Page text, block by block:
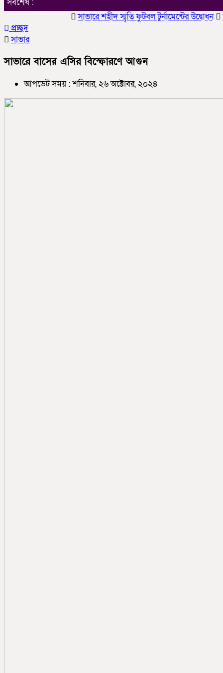
সাভারে শহীদ স্মৃতি ফুটবল টুর্নামেন্টের উদ্বোধন
প্রচ্ছদ
সাভার
সাভারে বাসের এসির বিস্ফোরণে আগুন
আপডেট সময় : শনিবার, ২৬ অক্টোবর, ২০২৪